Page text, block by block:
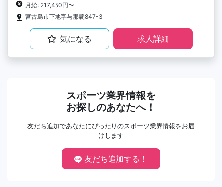
月給: 217,450円〜
宮古島市下地字与那覇847-3
気になる 求人詳細
スポーツ業界情報を
お探しのあなたへ！
友だち追加であなたにぴったりのスポーツ業界情報をお届
けします
友だち追加する！